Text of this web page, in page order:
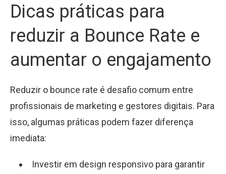
Dicas práticas para
reduzir a Bounce Rate e
aumentar o engajamento
Reduzir o bounce rate é desafio comum entre
profissionais de marketing e gestores digitais. Para
isso, algumas práticas podem fazer diferença
imediata:
Investir em design responsivo para garantir